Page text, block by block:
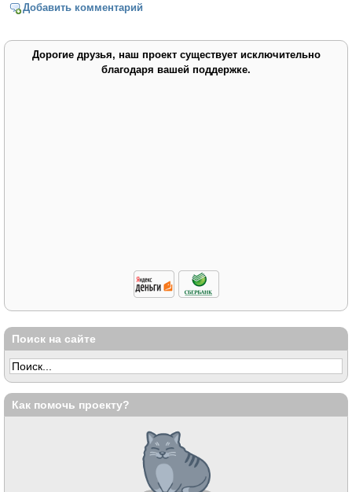
Добавить комментарий
Дорогие друзья, наш проект существует исключительно
благодаря вашей поддержке.
Поиск на сайте
Как помочь проекту?